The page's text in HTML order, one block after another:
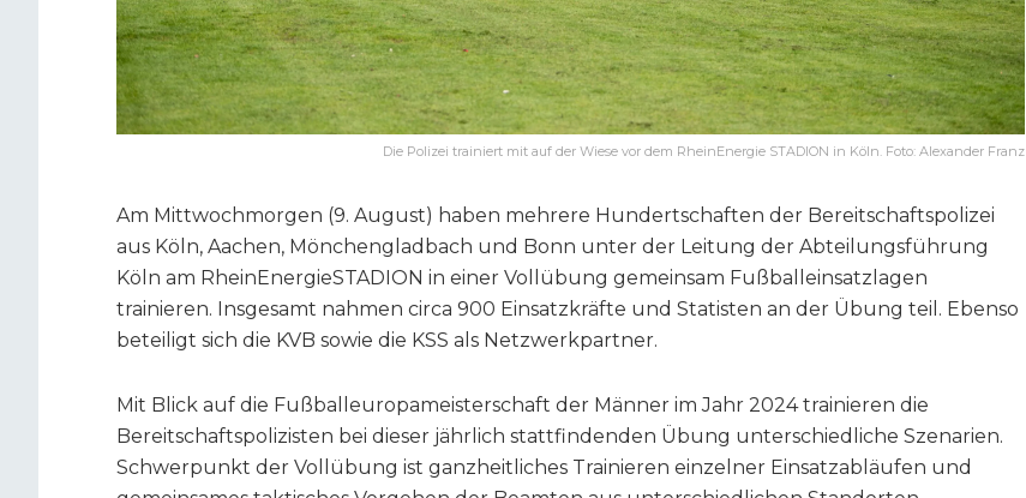
Die Polizei trainiert mit auf der Wiese vor dem RheinEnergie STADION in Köln. Foto: Alexander Franz
Am Mittwochmorgen (9. August) haben mehrere Hundertschaften der Bereitschaftspolizei
aus Köln, Aachen, Mönchengladbach und Bonn unter der Leitung der Abteilungsführung
Köln am RheinEnergieSTADION in einer Vollübung gemeinsam Fußballeinsatzlagen
trainieren. Insgesamt nahmen circa 900 Einsatzkräfte und Statisten an der Übung teil. Ebenso
beteiligt sich die KVB sowie die KSS als Netzwerkpartner.
Mit Blick auf die Fußballeuropameisterschaft der Männer im Jahr 2024 trainieren die
Bereitschaftspolizisten bei dieser jährlich stattfindenden Übung unterschiedliche Szenarien.
Schwerpunkt der Vollübung ist ganzheitliches Trainieren einzelner Einsatzabläufen und